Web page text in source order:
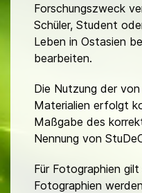
Forschungszweck
Schüler, Student
Leben in Ostasien
bearbeiten.
Die Nutzung der
Materialien erfolgt
Maßgabe des
Nennung von
Für Fotographien
Fotographien